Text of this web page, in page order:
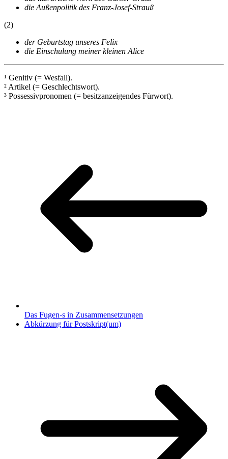
die Außenpolitik des Franz-Josef-Strauß
(2)
der Geburtstag unseres Felix
die Einschulung meiner kleinen Alice
¹ Genitiv (= Wesfall).
² Artikel (= Geschlechtswort).
³ Possessivpronomen (= besitzanzeigendes Fürwort).
Das Fugen-s in Zusammensetzungen
Abkürzung für Postskript(um)